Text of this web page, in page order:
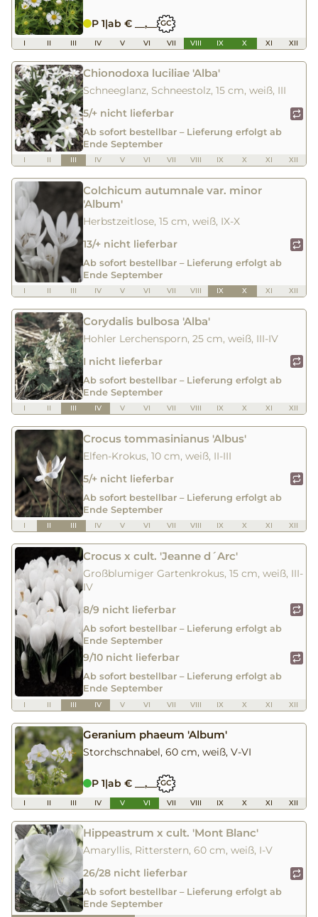
P 1|ab € __,__ GC
I II III IV V VI VII VIII IX X XI XII
Chionodoxa luciliae 'Alba'
Schneeglanz, Schneestolz, 15 cm, weiß, III
5/+ nicht lieferbar
Ab sofort bestellbar – Lieferung erfolgt ab
Ende September
I II III IV V VI VII VIII IX X XI XII
Colchicum autumnale var. minor
'Album'
Herbstzeitlose, 15 cm, weiß, IX-X
13/+ nicht lieferbar
Ab sofort bestellbar – Lieferung erfolgt ab
Ende September
I II III IV V VI VII VIII IX X XI XII
Corydalis bulbosa 'Alba'
Hohler Lerchensporn, 25 cm, weiß, III-IV
I nicht lieferbar
Ab sofort bestellbar – Lieferung erfolgt ab
Ende September
I II III IV V VI VII VIII IX X XI XII
Crocus tommasinianus 'Albus'
Elfen-Krokus, 10 cm, weiß, II-III
5/+ nicht lieferbar
Ab sofort bestellbar – Lieferung erfolgt ab
Ende September
I II III IV V VI VII VIII IX X XI XII
Crocus x cult. 'Jeanne d´Arc'
Großblumiger Gartenkrokus, 15 cm, weiß, III-
IV
8/9 nicht lieferbar
Ab sofort bestellbar – Lieferung erfolgt ab
Ende September
9/10 nicht lieferbar
Ab sofort bestellbar – Lieferung erfolgt ab
Ende September
I II III IV V VI VII VIII IX X XI XII
Geranium phaeum 'Album'
Storchschnabel, 60 cm, weiß, V-VI
P 1|ab € __,__ GC
I II III IV V VI VII VIII IX X XI XII
Hippeastrum x cult. 'Mont Blanc'
Amaryllis, Ritterstern, 60 cm, weiß, I-V
26/28 nicht lieferbar
Ab sofort bestellbar – Lieferung erfolgt ab
Ende September